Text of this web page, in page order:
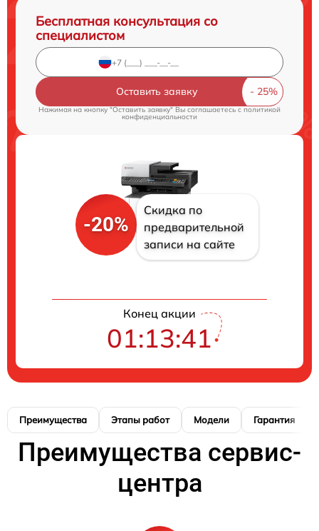
Бесплатная консультация со
специалистом
Оставить заявку
Нажимая на кнопку "Оставить заявку" Вы соглашаетесь c политикой
конфиденциальности
-20%
Скидка по
предварительной
записи на сайте
Конец акции
01:13:40
Преимущества Этапы работ Модели Гарантия
Преимущества сервис-
центра